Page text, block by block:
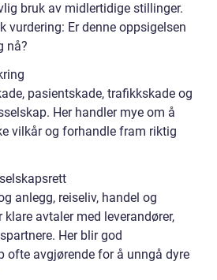
bruk av midlertidige stillinger.
vurdering: Er denne oppsigelsen
nå?
pasientskade, trafikkskade og
Her handler mye om å
vilkår og forhandle fram riktig
anlegg, reiseliv, handel og
avtaler med leverandører,
Her blir god
ofte avgjørende for å unngå dyre